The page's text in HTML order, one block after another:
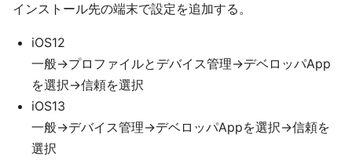
インストール先の端末で設定を追加する。
iOS12
一般→プロファイルとデバイス管理→デベロッパApp
を選択→信頼を選択
iOS13
一般→デバイス管理→デベロッパAppを選択→信頼を
選択